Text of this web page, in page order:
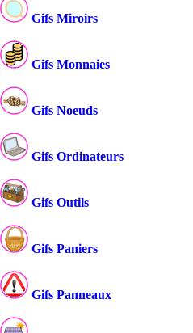
Gifs Miroirs
Gifs Monnaies
Gifs Noeuds
Gifs Ordinateurs
Gifs Outils
Gifs Paniers
Gifs Panneaux